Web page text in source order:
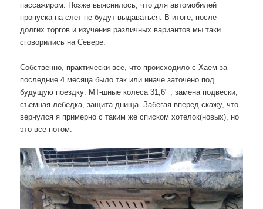
пассажиром. Позже выяснилось, что для автомобилей
пропуска на слет не будут выдаваться. В итоге, после
долгих торгов и изучения различных вариантов мы таки
сговорились на Севере.
Собственно, практически все, что происходило с Хаем за
последние 4 месяца было так или иначе заточено под
будущую поездку: MT-шные колеса 31,6" , замена подвески,
съемная лебедка, защита днища. Забегая вперед скажу, что
вернулся я примерно с таким же списком хотелок(новых), но
это все потом.